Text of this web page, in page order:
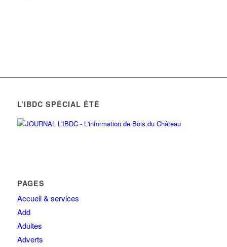
L’IBDC SPÉCIAL ÉTÉ
PAGES
Accueil & services
Add
Adultes
Adverts